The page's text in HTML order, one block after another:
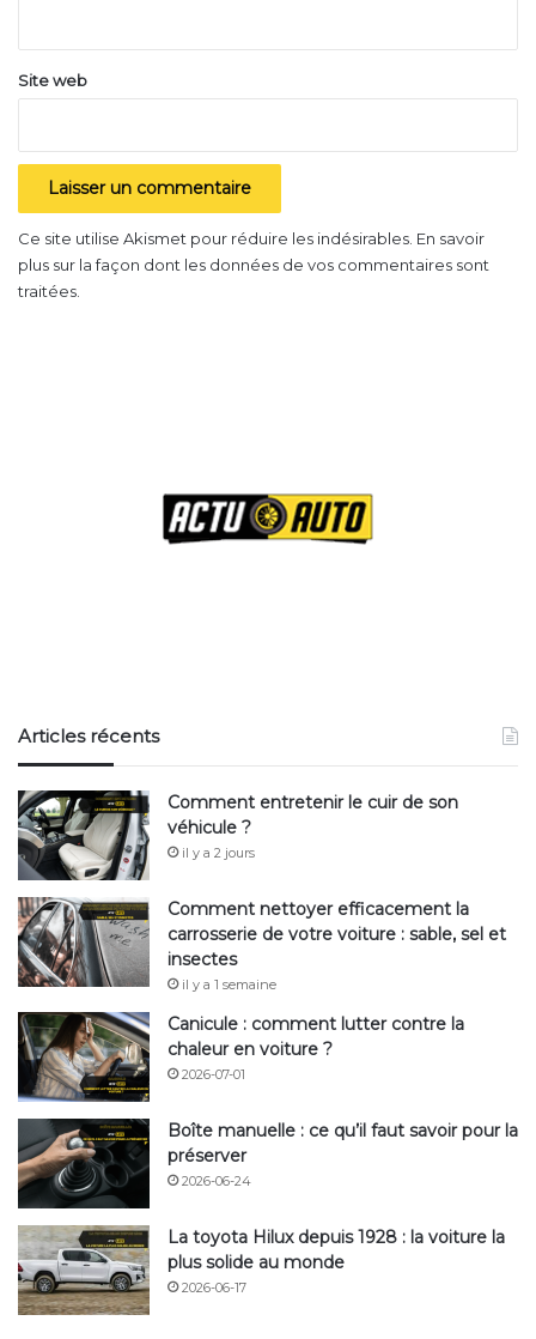
Site web
Ce site utilise Akismet pour réduire les indésirables. En savoir
plus sur la façon dont les données de vos commentaires sont
traitées
Articles récents
Comment entretenir le cuir de son
véhicule ?
il y a 2 jours
Comment nettoyer efficacement la
carrosserie de votre voiture : sable, sel et
insectes
il y a 1 semaine
Canicule : comment lutter contre la
chaleur en voiture ?
2026-07-01
Boîte manuelle : ce qu’il faut savoir pour la
préserver
2026-06-24
La toyota Hilux depuis 1928 : la voiture la
plus solide au monde
2026-06-17